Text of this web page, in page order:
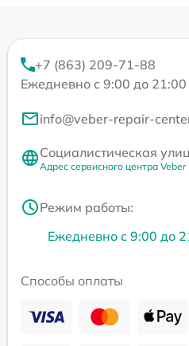
+7 (863) 209-71-88
Ежедневно с 9:00 до 21:00
info@veber-repair-
Социалистическая
Адрес сервисного центра Veber
Режим работы:
Ежедневно с 9:00 до
Способы оплаты